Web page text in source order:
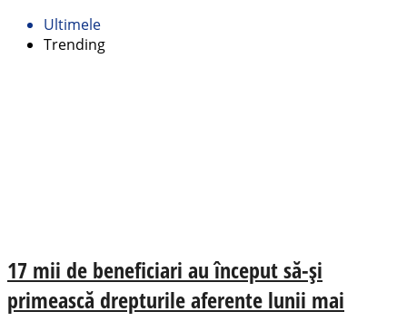
Ultimele
Trending
17 mii de beneficiari au început să-și
primească drepturile aferente lunii mai